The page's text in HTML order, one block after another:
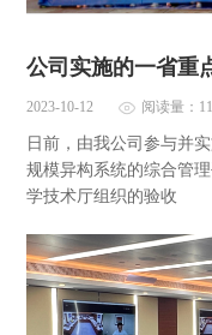
公司实施的一省重
2023-10-12 阅读量：
日前，由我公司参与并
规模异构系统的综合管
学技术厅组织的验收